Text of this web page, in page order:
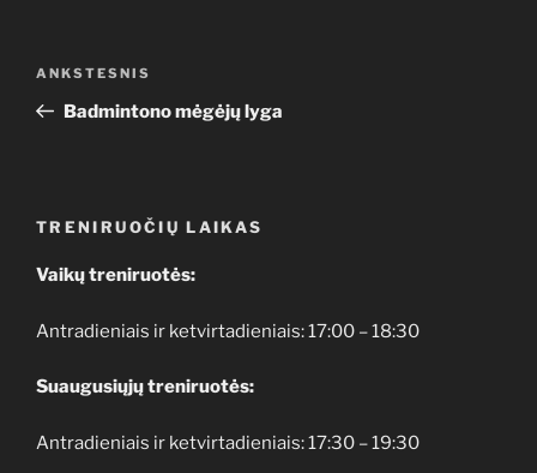
įrašų
Ankstesnis
įrašas
ANKSTESNIS
Badmintono mėgėjų lyga
TRENIRUOČIŲ LAIKAS
Vaikų treniruotės:
Antradieniais ir ketvirtadieniais: 17:00 – 18:30
Suaugusiųjų treniruotės:
Antradieniais ir ketvirtadieniais: 17:30 – 19:30